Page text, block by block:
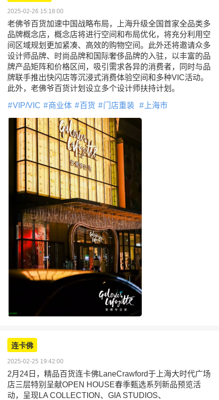
2025-02-26 15:18:00
老佛爷百货加速中国战略布局，上海升级全国首家全品类多
品牌概念店，概念店将进行空间和布局优化，将充分利用空
间区域规划更加紧凑、高效的购物空间。此外还将邀请众多
设计师品牌、时尚品牌和国际奢侈品牌的入驻，以丰富的品
牌产品矩阵和价格区间，吸引需求各异的消费者，同时与品
牌联手推出快闪店等沉浸式消费体验空间和多种VIC活动。
此外，老佛爷百货计划设立多个设计师扶持计划。
VIP/VIC 商业体 百货 门店重装 上海市
连卡佛
2025-02-25 19:42:00
2月24日，精品百货连卡佛LaneCrawford于上海大时代广场
店三层特别呈献OPEN HOUSE春季甄选系列新品预览活
动，呈现LA COLLECTION、GIA STUDIOS、